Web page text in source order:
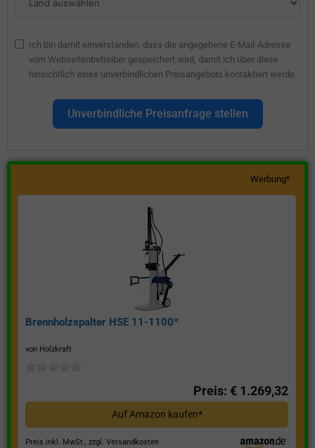
Ich bin damit einverstanden, dass die angegebene E-Mail-Adresse
vom Webseitenbetreiber gespeichert wird, damit ich über diese
hinsichtlich eines unverbindlichen Preisangebots kontaktiert werde.
Unverbindliche Preisanfrage stellen
Werbung*
Brennholzspalter HSE 11-1100*
von Holzkraft
Preis: € 1.269,32
Auf Amazon kaufen*
Preis inkl. MwSt., zzgl. Versandkosten